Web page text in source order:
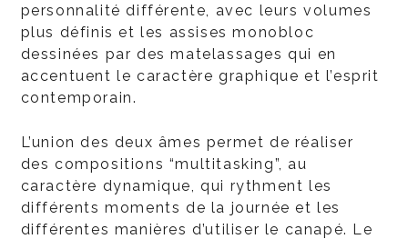
personnalité différente, avec leurs volumes
plus définis et les assises monobloc
dessinées par des matelassages qui en
accentuent le caractère graphique et l’esprit
contemporain.
L’union des deux âmes permet de réaliser
des compositions “multitasking”, au
caractère dynamique, qui rythment les
différents moments de la journée et les
différentes manières d’utiliser le canapé. Le